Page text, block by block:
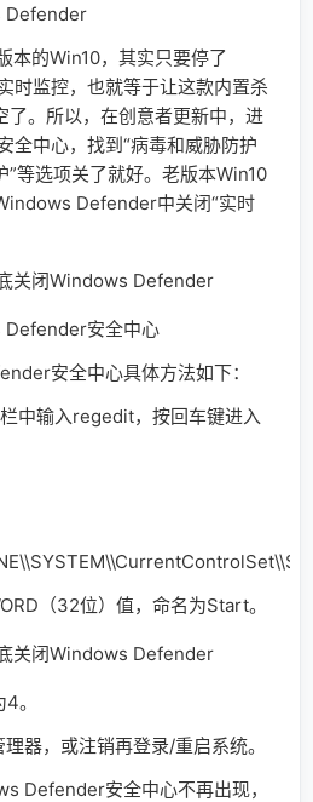
的Win10，其实只要停了
监控，也就等于让这款内置杀
了。所以，在创意者更新中，进
中心，找到“病毒和威胁防护
”等选项关了就好。老版本Win10
Defender中关闭“实时
安全中心
安全中心具体方法如下：
输入regedit，按回车键进入
（32位）值，命名为Start。
。
，或注销再登录/重启系统。
安全中心不再出现，